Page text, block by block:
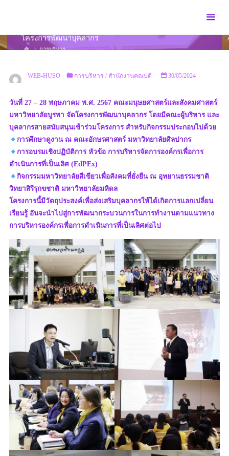
โครงการพัฒนาบุคลากร
HOME
การบริหาร โครงการพัฒนาบุคลากร
WEB-HUSO การบริหาร / สำนักงานคณบดี 30/05/2024
วันที่ 27 – 28 พฤษภาคม พ.ศ. 2567 คณะมนุษยศาสตร์และสังคมศาสตร์
มหาวิทยาลัยบูรพา จัดโครงการพัฒนาบุคลากร โดยมีคณะผู้บริหาร และ
บุคลากรสายสนับสนุนเข้าร่วมโครงการ สำหรับกิจกรรมประกอบไปด้วย
การศึกษาดูงาน ณ คณะอักษรศาสตร์ มหาวิทยาลัยศิลปากร
การอบรมเชิงปฏิบัติการ หัวข้อ การบริหารจัดการองค์กรเพื่อการ
ดำเนินการที่เป็นเลิศ (EdPEx)
กิจกรรมมหาวิทยาลัยสีเขียวเพื่อสังคมที่ยั่งยืน ณ อุทยานธรรมชาติ
วิทยาสิรีรุกขชาติ มหาวิทยาลัยมหิดล
โครงการนี้มีวัตถุประสงค์เพื่อส่งเสริมบุคลากรให้ได้เกิดการแลกเปลี่ยน
เรียนรู้ อันจะนำไปสู่การพัฒนากระบวนการในการทำงานตามแนวทาง
การบริหารองค์กรเพื่อการดำเนินการที่เป็นเลิศต่อไป